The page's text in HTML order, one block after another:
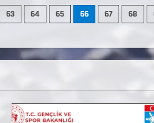
63 64 65 66 67 68